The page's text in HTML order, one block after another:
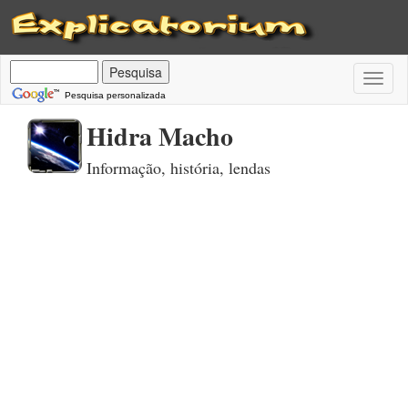
Pesquisa personalizada
Hidra Macho
Informação, história, lendas